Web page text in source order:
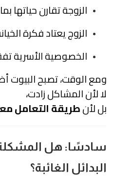
الزوجة تقارن حياتها
الزوج يعتاد فكرة
الخصوصية الأسرية
ومع الوقت، تصبح البيوت
لا لأن المشاكل زادت،
بل لأنطريقة التعامل
سادسًا: هل
البدائل الغائبة؟